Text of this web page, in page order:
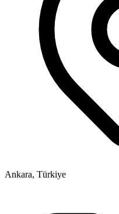
Ankara, Türkiye